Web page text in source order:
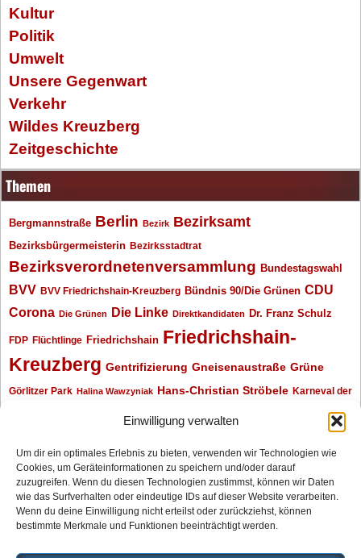
Einwilligung verwalten
Um dir ein optimales Erlebnis zu bieten, verwenden wir Technologien wie
Cookies, um Geräteinformationen zu speichern und/oder darauf
zuzugreifen. Wenn du diesen Technologien zustimmst, können wir Daten
wie das Surfverhalten oder eindeutige IDs auf dieser Website verarbeiten.
Wenn du deine Einwilligung nicht erteilst oder zurückziehst, können
bestimmte Merkmale und Funktionen beeinträchtigt werden.
Kultur
Politik
Umwelt
Unsere Gegenwart
Verkehr
Wildes Kreuzberg
Zeitgeschichte
Themen
Bergmannstraße Berlin Bezirk Bezirksamt
Bezirksbürgermeisterin Bezirksstadtrat
Bezirksverordnetenversammlung Bundestagswahl
BVV BVV Friedrichshain-Kreuzberg Bündnis 90/Die Grünen CDU
Corona Die Grünen Die Linke Direktkandidaten Dr. Franz Schulz
FDP Flüchtlinge Friedrichshain Friedrichshain-
Kreuzberg Gentrifizierung Gneisenaustraße Grüne
Görlitzer Park Halina Wawzyniak Hans-Christian Ströbele Karneval der
Neukölln Oliver Nöll Oranienplatz Piraten Piratenpartei Polizeimeldungen
Redaktionsgespräch Senat SPD
Archiv
Archiv